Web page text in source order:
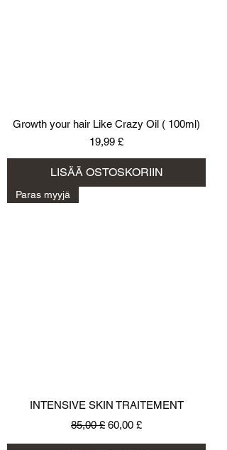
Growth your hair Like Crazy Oil ( 100ml)
Hinta
19,99 £
LISÄÄ OSTOSKORIIN
Paras myyjä
INTENSIVE SKIN TRAITEMENT
Normaali hinta
85,00 £ Alehinta
60,00 £